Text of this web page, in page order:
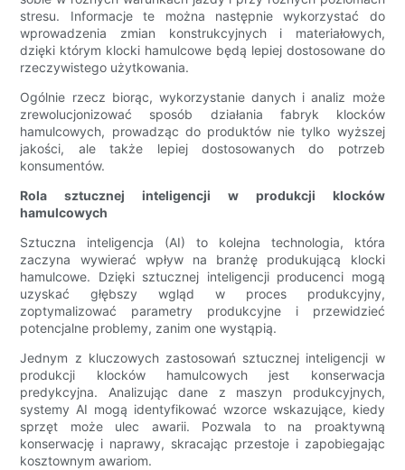
stresu. Informacje te można następnie wykorzystać do
wprowadzenia zmian konstrukcyjnych i materiałowych,
dzięki którym klocki hamulcowe będą lepiej dostosowane do
rzeczywistego użytkowania.
Ogólnie rzecz biorąc, wykorzystanie danych i analiz może
zrewolucjonizować sposób działania fabryk klocków
hamulcowych, prowadząc do produktów nie tylko wyższej
jakości, ale także lepiej dostosowanych do potrzeb
konsumentów.
Rola sztucznej inteligencji w produkcji klocków
hamulcowych
Sztuczna inteligencja (AI) to kolejna technologia, która
zaczyna wywierać wpływ na branżę produkującą klocki
hamulcowe. Dzięki sztucznej inteligencji producenci mogą
uzyskać głębszy wgląd w proces produkcyjny,
zoptymalizować parametry produkcyjne i przewidzieć
potencjalne problemy, zanim one wystąpią.
Jednym z kluczowych zastosowań sztucznej inteligencji w
produkcji klocków hamulcowych jest konserwacja
predykcyjna. Analizując dane z maszyn produkcyjnych,
systemy AI mogą identyfikować wzorce wskazujące, kiedy
sprzęt może ulec awarii. Pozwala to na proaktywną
konserwację i naprawy, skracając przestoje i zapobiegając
kosztownym awariom.